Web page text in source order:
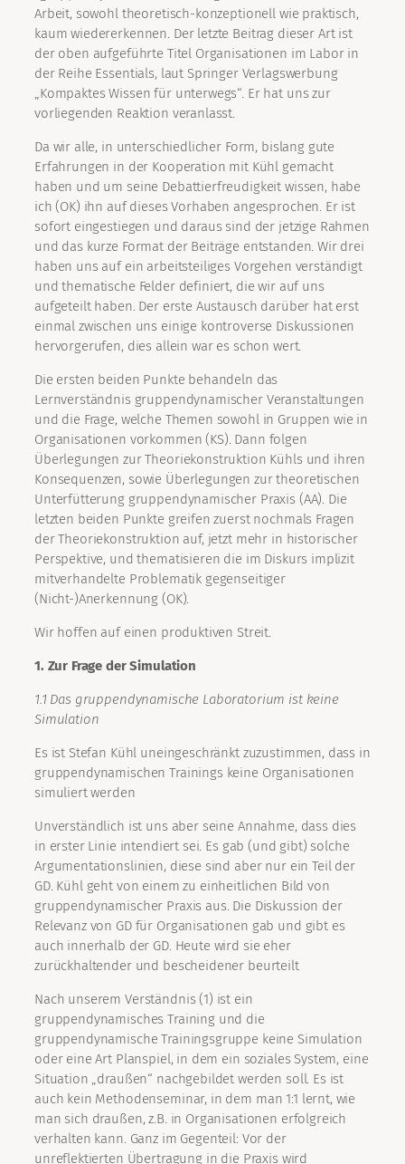
Arbeit, sowohl theoretisch-konzeptionell wie praktisch,
kaum wiedererkennen. Der letzte Beitrag dieser Art ist
der oben aufgeführte Titel Organisationen im Labor in
der Reihe Essentials, laut Springer Verlagswerbung
„Kompaktes Wissen für unterwegs“. Er hat uns zur
vorliegenden Reaktion veranlasst.
Da wir alle, in unterschiedlicher Form, bislang gute
Erfahrungen in der Kooperation mit Kühl gemacht
haben und um seine Debattierfreudigkeit wissen, habe
ich (OK) ihn auf dieses Vorhaben angesprochen. Er ist
sofort eingestiegen und daraus sind der jetzige Rahmen
und das kurze Format der Beiträge entstanden. Wir drei
haben uns auf ein arbeitsteiliges Vorgehen verständigt
und thematische Felder definiert, die wir auf uns
aufgeteilt haben. Der erste Austausch darüber hat erst
einmal zwischen uns einige kontroverse Diskussionen
hervorgerufen, dies allein war es schon wert.
Die ersten beiden Punkte behandeln das
Lernverständnis gruppendynamischer Veranstaltungen
und die Frage, welche Themen sowohl in Gruppen wie in
Organisationen vorkommen (KS). Dann folgen
Überlegungen zur Theoriekonstruktion Kühls und ihren
Konsequenzen, sowie Überlegungen zur theoretischen
Unterfütterung gruppendynamischer Praxis (AA). Die
letzten beiden Punkte greifen zuerst nochmals Fragen
der Theoriekonstruktion auf, jetzt mehr in historischer
Perspektive, und thematisieren die im Diskurs implizit
mitverhandelte Problematik gegenseitiger
(Nicht-)Anerkennung (OK).
Wir hoffen auf einen produktiven Streit.
1. Zur Frage der Simulation
1.1 Das gruppendynamische Laboratorium ist keine
Simulation
Es ist Stefan Kühl uneingeschränkt zuzustimmen, dass in
gruppendynamischen Trainings keine Organisationen
simuliert werden
Unverständlich ist uns aber seine Annahme, dass dies
in erster Linie intendiert sei. Es gab (und gibt) solche
Argumentationslinien, diese sind aber nur ein Teil der
GD. Kühl geht von einem zu einheitlichen Bild von
gruppendynamischer Praxis aus. Die Diskussion der
Relevanz von GD für Organisationen gab und gibt es
auch innerhalb der GD. Heute wird sie eher
zurückhaltender und bescheidener beurteilt
Nach unserem Verständnis (1) ist ein
gruppendynamisches Training und die
gruppendynamische Trainingsgruppe keine Simulation
oder eine Art Planspiel, in dem ein soziales System, eine
Situation „draußen“ nachgebildet werden soll. Es ist
auch kein Methodenseminar, in dem man 1:1 lernt, wie
man sich draußen, z.B. in Organisationen erfolgreich
verhalten kann. Ganz im Gegenteil: Vor der
unreflektierten Übertragung in die Praxis wird